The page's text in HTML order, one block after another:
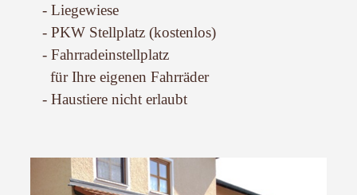
- Liegewiese
- PKW Stellplatz (kostenlos)
- Fahrradeinstellplatz
für Ihre eigenen Fahrräder
- Haustiere nicht erlaubt